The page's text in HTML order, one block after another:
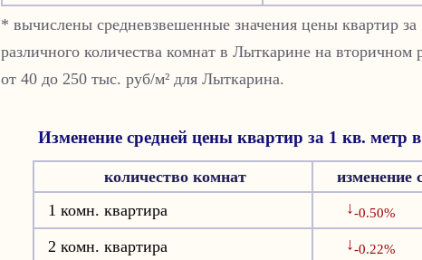
* вычислены средневзвешенные значения цены квартир
различного количества комнат в Лыткарине на
от 40 до 250 тыс. руб/м² для Лыткарина.
Изменение средней цены квартир за 1 кв. метр в
количество комнат
изменение
1 комн. квартира
↓-0.50%
2 комн. квартира
↓-0.22%